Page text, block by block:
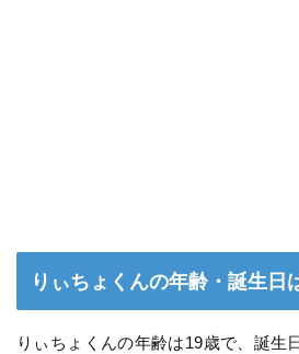
りぃちょくんの年齢・誕生日
りぃちょくんの年齢は19歳で、誕生